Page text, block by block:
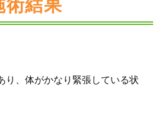
術結果
り、体がかなり緊張している状